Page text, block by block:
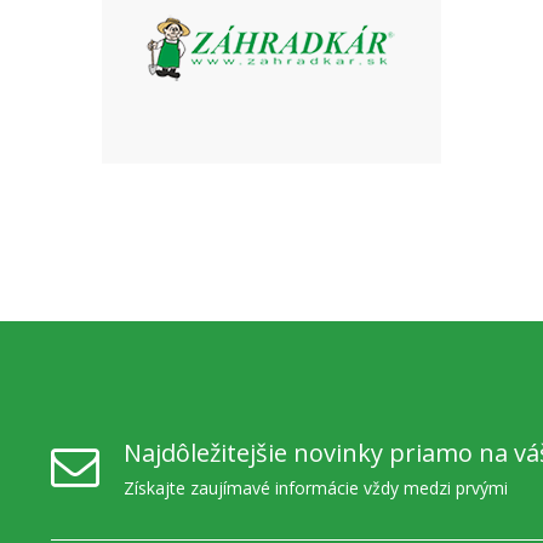
Najdôležitejšie novinky priamo na
Získajte zaujímavé informácie vždy medzi prvými